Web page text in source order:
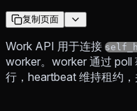
复制页面
Work API 用于连接
worker。worker 通过 poll
行，heartbeat 维持租约，